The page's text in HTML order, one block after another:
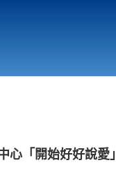
心「開始好好說愛